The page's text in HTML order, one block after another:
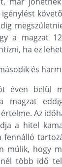
a magzat
ha ez
és
éven belül
magzat
Az
a hitel
fennálló
múlik, hogy
több idő